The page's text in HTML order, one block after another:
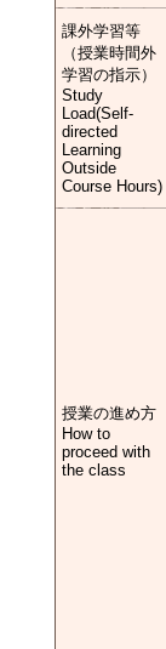
課外学習等
（授業時間外
学習の指示）
Study
Load(Self-
directed
Learning
Outside
Course Hours)
授業の進め方
How to
proceed with
the class